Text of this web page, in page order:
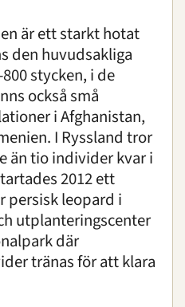
är ett starkt hotat
den huvudsakliga
stycken, i de
också små
i Afghanistan,
I Ryssland tror
än tio individer kvar i
2012 ett
persisk leopard i
utplanteringscenter
där
tränas för att klara